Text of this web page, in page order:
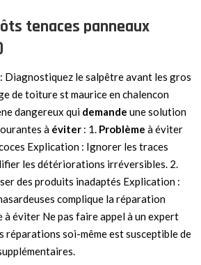
tenaces panneaux
Diagnostiquez le salpêtre avant les gros
de toiture st maurice en chalencon
dangereux qui demande une solution
à éviter : 1. Problème à éviter
Explication : Ignorer les traces
les détériorations irréversibles. 2.
des produits inadaptés Explication :
complique la réparation
à éviter Ne pas faire appel à un expert
réparations soi-même est susceptible de